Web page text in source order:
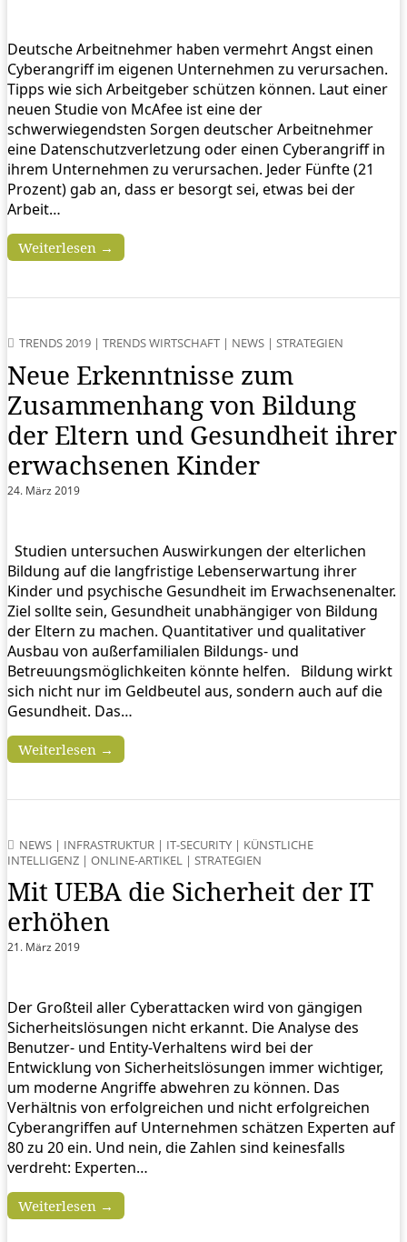
Deutsche Arbeitnehmer haben vermehrt Angst einen
Cyberangriff im eigenen Unternehmen zu verursachen.
Tipps wie sich Arbeitgeber schützen können. Laut einer
neuen Studie von McAfee ist eine der
schwerwiegendsten Sorgen deutscher Arbeitnehmer
eine Datenschutzverletzung oder einen Cyberangriff in
ihrem Unternehmen zu verursachen. Jeder Fünfte (21
Prozent) gab an, dass er besorgt sei, etwas bei der
Arbeit…
Weiterlesen →
TRENDS 2019 | TRENDS WIRTSCHAFT | NEWS | STRATEGIEN
Neue Erkenntnisse zum
Zusammenhang von Bildung
der Eltern und Gesundheit ihrer
erwachsenen Kinder
24. März 2019
Studien untersuchen Auswirkungen der elterlichen
Bildung auf die langfristige Lebenserwartung ihrer
Kinder und psychische Gesundheit im Erwachsenenalter.
Ziel sollte sein, Gesundheit unabhängiger von Bildung
der Eltern zu machen. Quantitativer und qualitativer
Ausbau von außerfamilialen Bildungs- und
Betreuungsmöglichkeiten könnte helfen. Bildung wirkt
sich nicht nur im Geldbeutel aus, sondern auch auf die
Gesundheit. Das…
Weiterlesen →
NEWS | INFRASTRUKTUR | IT-SECURITY | KÜNSTLICHE
INTELLIGENZ | ONLINE-ARTIKEL | STRATEGIEN
Mit UEBA die Sicherheit der IT
erhöhen
21. März 2019
Der Großteil aller Cyberattacken wird von gängigen
Sicherheitslösungen nicht erkannt. Die Analyse des
Benutzer- und Entity-Verhaltens wird bei der
Entwicklung von Sicherheitslösungen immer wichtiger,
um moderne Angriffe abwehren zu können. Das
Verhältnis von erfolgreichen und nicht erfolgreichen
Cyberangriffen auf Unternehmen schätzen Experten auf
80 zu 20 ein. Und nein, die Zahlen sind keinesfalls
verdreht: Experten…
Weiterlesen →